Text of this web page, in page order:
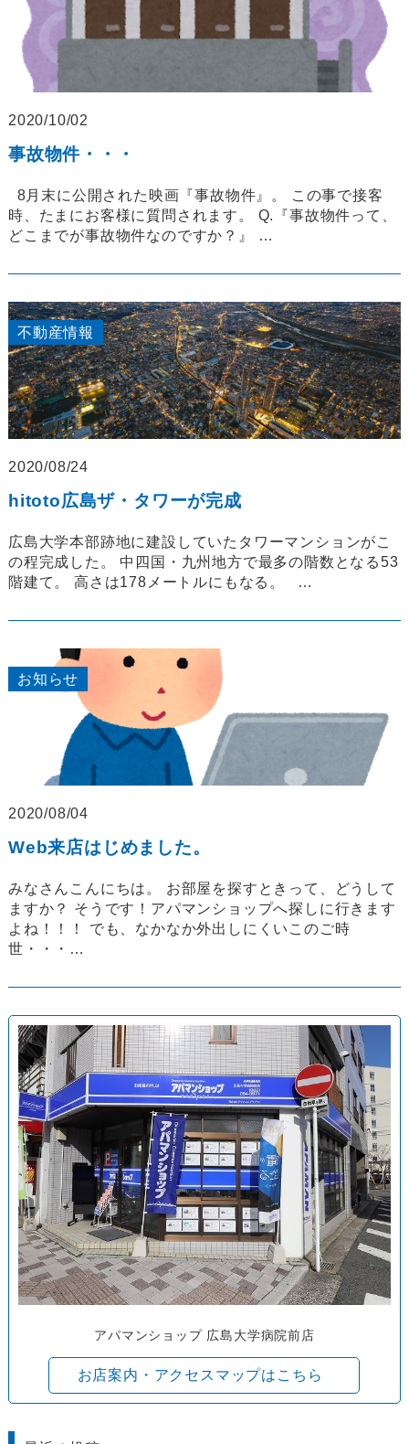
2020/10/02
事故物件・・・
8月末に公開された映画『事故物件』。 この事で接客
時、たまにお客様に質問されます。 Q.『事故物件って、
どこまでが事故物件なのですか？』 …
不動産情報
2020/08/24
hitoto広島ザ・タワーが完成
広島大学本部跡地に建設していたタワーマンションがこ
の程完成した。 中四国・九州地方で最多の階数となる53
階建て。 高さは178メートルにもなる。 …
お知らせ
2020/08/04
Web来店はじめました。
みなさんこんにちは。 お部屋を探すときって、どうして
ますか？ そうです！アパマンショップへ探しに行きます
よね！！！ でも、なかなか外出しにくいこのご時
世・・・…
アパマンショップ 広島大学病院前店
お店案内・アクセスマップはこちら